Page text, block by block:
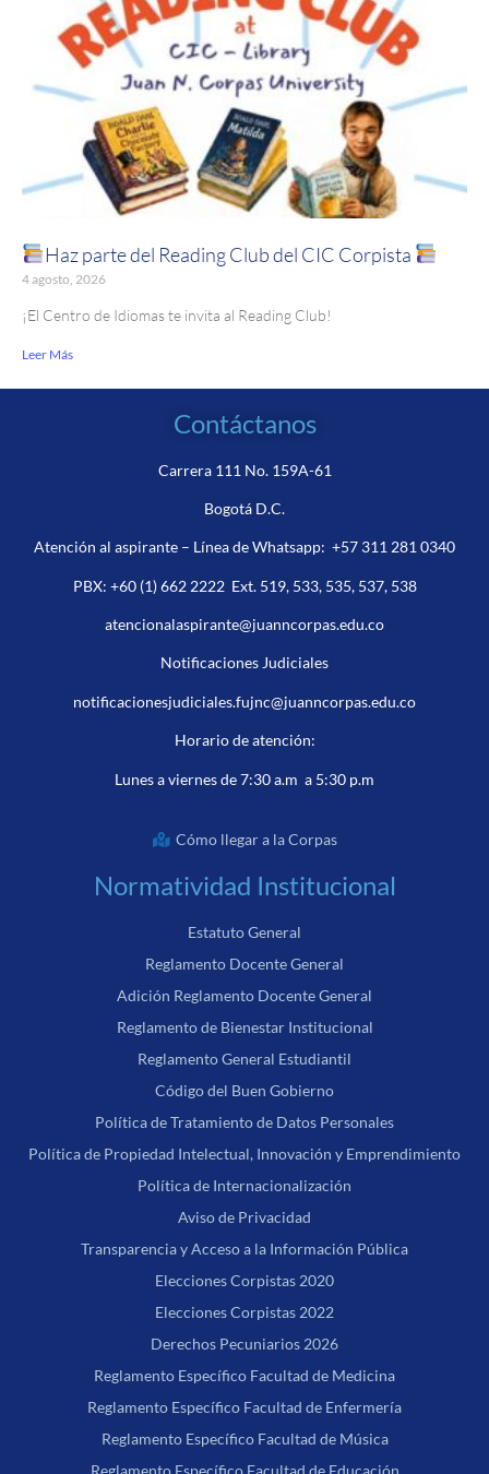
Haz parte del Reading Club del CIC Corpista
4 agosto, 2026
¡El Centro de Idiomas te invita al Reading Club!
Leer Más
Contáctanos
Carrera 111 No. 159A-61
Bogotá D.C.
Atención al aspirante – Línea de Whatsapp: +57 311 281 0340
PBX: +60 (1) 662 2222Ext. 519, 533, 535, 537, 538
atencionalaspirante@juanncorpas.edu.co
Notificaciones Judiciales
notificacionesjudiciales.fujnc@juanncorpas.edu.co
Horario de atención:
Lunes a viernes de 7:30 a.m a 5:30 p.m
Cómo llegar a la Corpas
Normatividad Institucional
Estatuto General
Reglamento Docente General
Adición Reglamento Docente General
Reglamento de Bienestar Institucional
Reglamento General Estudiantil
Código del Buen Gobierno
Política de Tratamiento de Datos Personales
Política de Propiedad Intelectual, Innovación y Emprendimiento
Política de Internacionalización
Aviso de Privacidad
Transparencia y Acceso a la Información Pública
Elecciones Corpistas 2020
Elecciones Corpistas 2022
Derechos Pecuniarios 2026
Reglamento Específico Facultad de Medicina
Reglamento Específico Facultad de Enfermería
Reglamento Específico Facultad de Música
Reglamento Específico Facultad de Educación